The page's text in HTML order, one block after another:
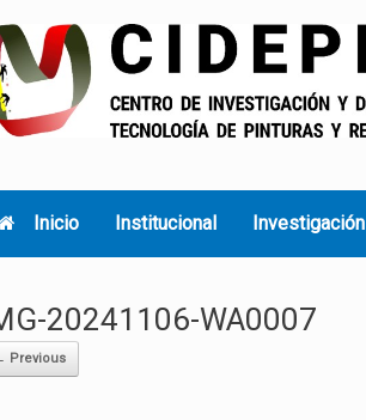
Inicio Institucional Investigación
20241106-WA0007
Previous